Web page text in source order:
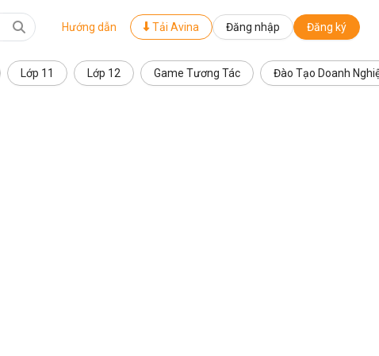
Hướng dẫn Tải Avina Đăng nhập Đăng ký
Lớp 11 Lớp 12 Game Tương Tác Đào Tạo Doanh